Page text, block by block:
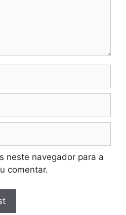
neste navegador para a
comentar.